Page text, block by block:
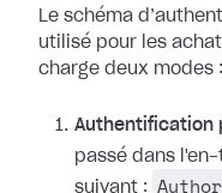
Le schéma
utilisé pour les
charge deux modes :
Authentification
passé dans
suivant :